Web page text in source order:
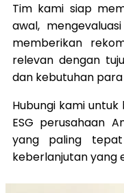
Tim kami siap
awal,
memberikan
relevan dengan
dan kebutuhan
Hubungi kami
ESG perusahaan
yang paling
keberlanjutan yang